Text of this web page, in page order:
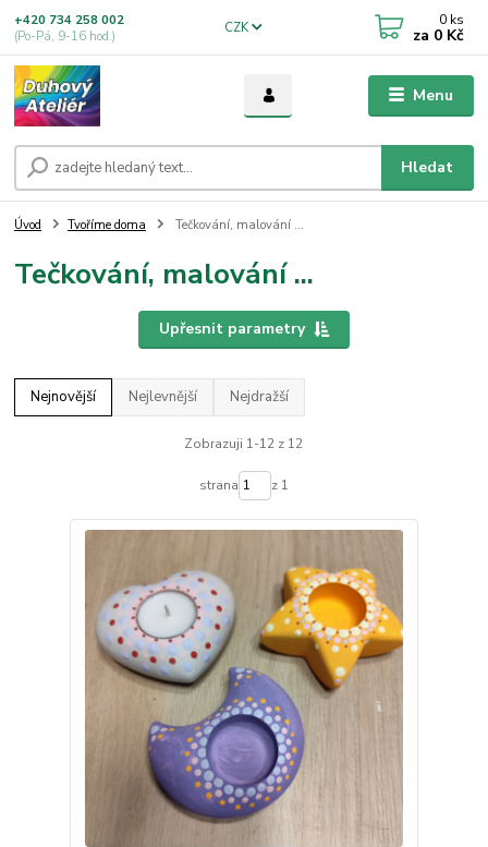
Menu
CZK
Hledat
+420 734 258 002
(Po-Pá, 9-16 hod.)
0 ks
za 0 Kč
Úvod Tvoříme doma Tečkování, malování ...
Tečkování, malování ...
Upřesnit parametry
Nejnovější Nejlevnější Nejdražší
Zobrazuji 1-12 z 12
strana z 1